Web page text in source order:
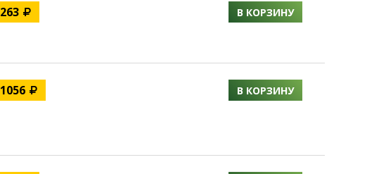
263 В КОРЗИНУ
1056 В КОРЗИНУ